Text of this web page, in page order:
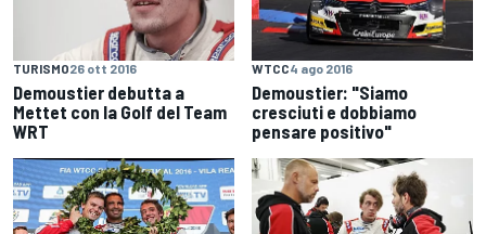
TURISMO26 ott 2016
Demoustier debutta a
Mettet con la Golf del Team
WRT
WTCC4 ago 2016
Demoustier: "Siamo
cresciuti e dobbiamo
pensare positivo"